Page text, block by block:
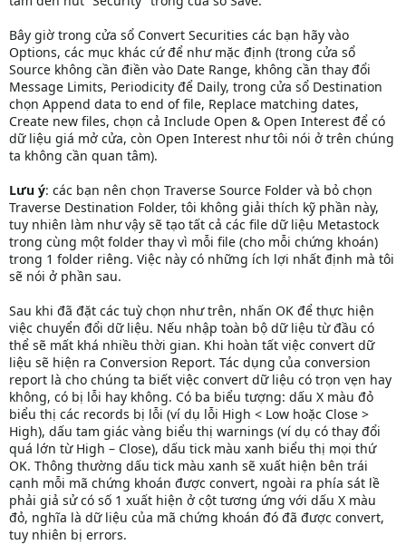
Bây giờ trong cửa sổ Convert Securities các bạn hãy vào
Options, các mục khác cứ để như mặc định (trong cửa sổ
Source không cần điền vào Date Range, không cần thay đổi
Message Limits, Periodicity để Daily, trong cửa sổ Destination
chọn Append data to end of file, Replace matching dates,
Create new files, chọn cả Include Open & Open Interest để có
dữ liệu giá mở cửa, còn Open Interest như tôi nói ở trên chúng
ta không cần quan tâm).
Lưu ý: các bạn nên chọn Traverse Source Folder và bỏ chọn
Traverse Destination Folder, tôi không giải thích kỹ phần này,
tuy nhiên làm như vậy sẽ tạo tất cả các file dữ liệu Metastock
trong cùng một folder thay vì mỗi file (cho mỗi chứng khoán)
trong 1 folder riêng. Việc này có những ích lợi nhất định mà tôi
sẽ nói ở phần sau.
Sau khi đã đặt các tuỳ chọn như trên, nhấn OK để thực hiện
việc chuyển đổi dữ liệu. Nếu nhập toàn bộ dữ liệu từ đầu có
thể sẽ mất khá nhiều thời gian. Khi hoàn tất việc convert dữ
liệu sẽ hiện ra Conversion Report. Tác dụng của conversion
report là cho chúng ta biết việc convert dữ liệu có trọn vẹn hay
không, có bị lỗi hay không. Có ba biểu tượng: dấu X màu đỏ
biểu thị các records bị lỗi (ví dụ lỗi High < Low hoặc Close >
High), dấu tam giác vàng biểu thị warnings (ví dụ có thay đổi
quá lớn từ High – Close), dấu tick màu xanh biểu thị mọi thứ
OK. Thông thường dấu tick màu xanh sẽ xuất hiện bên trái
cạnh mỗi mã chứng khoán được convert, ngoài ra phía sát lề
phải giả sử có số 1 xuất hiện ở cột tương ứng với dấu X màu
đỏ, nghĩa là dữ liệu của mã chứng khoán đó đã được convert,
tuy nhiên bị errors.